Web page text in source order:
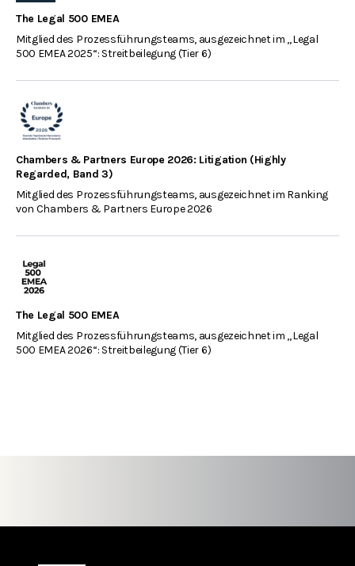
The Legal 500 EMEA
Mitglied des Prozessführungsteams, ausgezeichnet im „Legal
500 EMEA 2025“: Streitbeilegung (Tier 6)
Chambers & Partners Europe 2026: Litigation (Highly
Regarded, Band 3)
Mitglied des Prozessführungsteams, ausgezeichnet im Ranking
von Chambers & Partners Europe 2026
The Legal 500 EMEA
Mitglied des Prozessführungsteams, ausgezeichnet im „Legal
500 EMEA 2026“: Streitbeilegung (Tier 6)